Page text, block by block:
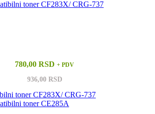
780,00 RSD + PDV
936,00 RSD
toner CF283X/ CRG-737